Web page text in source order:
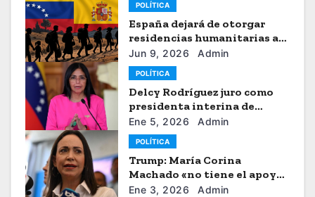
POLÍTICA
España dejará de otorgar
residencias humanitarias a
venezolanos
Jun 9, 2026 Admin
POLÍTICA
Delcy Rodríguez juro como
presidenta interina de
Venezuela
Ene 5, 2026 Admin
POLÍTICA
Trump: María Corina
Machado «no tiene el apoyo»
para dirigir Venezuela
Ene 3, 2026 Admin